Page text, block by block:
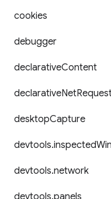
cookies
debugger
declarativeContent
declarativeNet
desktopCapture
devtools.inspected
devtools.network
devtools.panels